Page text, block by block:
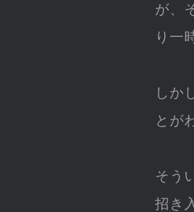
が、
り一
しか
とが
そう
招き